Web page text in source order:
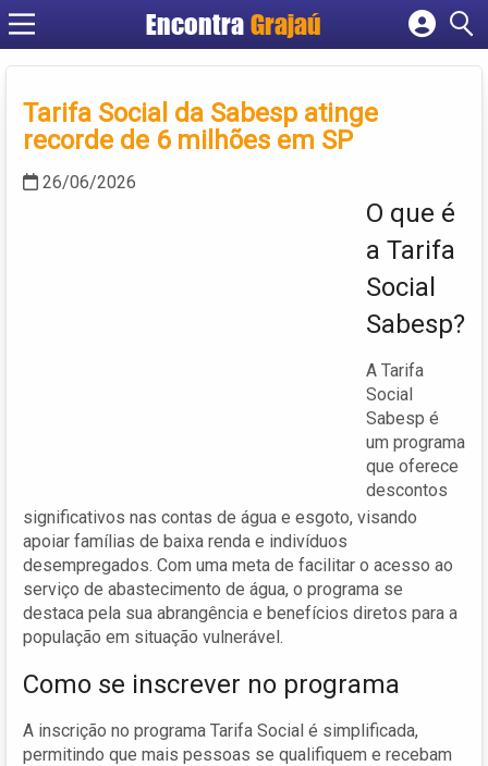
Encontra Grajaú
Cadastrar empresa
Criar conta
Tarifa Social da Sabesp atinge
recorde de 6 milhões em SP
26/06/2026
O que é
a Tarifa
Social
Sabesp?
A Tarifa
Social
Sabesp é
um programa
que oferece
descontos
significativos nas contas de água e esgoto, visando
apoiar famílias de baixa renda e indivíduos
desempregados. Com uma meta de facilitar o acesso ao
serviço de abastecimento de água, o programa se
destaca pela sua abrangência e benefícios diretos para a
população em situação vulnerável.
Como se inscrever no programa
A inscrição no programa Tarifa Social é simplificada,
permitindo que mais pessoas se qualifiquem e recebam